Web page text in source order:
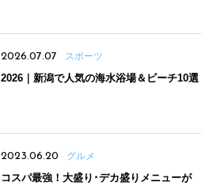
2026.07.07 スポーツ
2026｜新潟で人気の海水浴場＆ビーチ10選
2023.06.20 グルメ
コスパ最強！大盛り･デカ盛りメニューが